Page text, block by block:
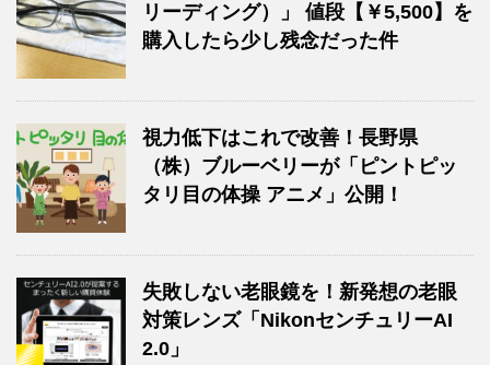
リーディング）」 値段【￥5,500】を
購入したら少し残念だった件
視力低下はこれで改善！長野県
（株）ブルーベリーが「ピントピッ
タリ目の体操 アニメ」公開！
失敗しない老眼鏡を！新発想の老眼
対策レンズ「NikonセンチュリーAI
2.0」